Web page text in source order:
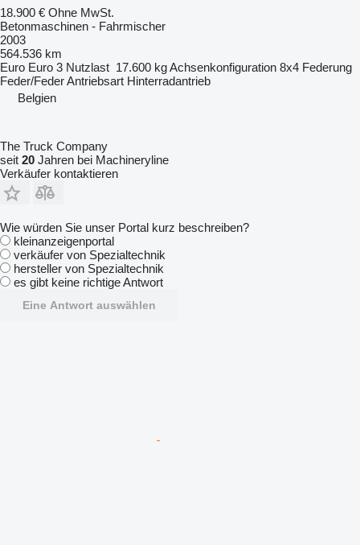
18.900 € Ohne MwSt.
Betonmaschinen - Fahrmischer
2003
564.536 km
Euro Euro 3 Nutzlast 17.600 kgAchsenkonfiguration 8x4 Federung
Feder/FederAntriebsart Hinterradantrieb
Belgien
The Truck Company
seit 20 Jahren bei Machineryline
Verkäufer kontaktieren
Wie würden Sie unser Portal kurz beschreiben?
kleinanzeigenportal
verkäufer von Spezialtechnik
hersteller von Spezialtechnik
es gibt keine richtige Antwort
Eine Antwort auswählen